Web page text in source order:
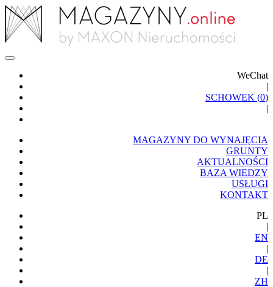
WeChat
|
SCHOWEK (0)
|
MAGAZYNY DO WYNAJĘCIA
GRUNTY
AKTUALNOŚCI
BAZA WIEDZY
USŁUGI
KONTAKT
PL
|
EN
|
DE
|
ZH